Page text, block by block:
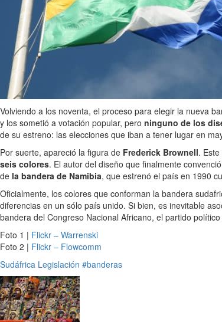
Volviendo a los noventa, el proceso para elegir la nueva
y los sometió a votación popular, pero ninguno de los
de su estreno: las elecciones que iban a tener lugar en
Por suerte, apareció la figura de Frederick Brownell.
seis colores. El autor del diseño que finalmente
de la bandera de Namibia, que estrenó el país en 1990
Oficialmente, los colores que conforman la bandera
diferencias en un sólo país unido. Si bien, es inevitable
bandera del Congreso Nacional Africano, el partido
Foto 1 | Flickr – Warrenski
Foto 2 | Flickr – Flowcomm
Sudáfrica Legislación #banderas